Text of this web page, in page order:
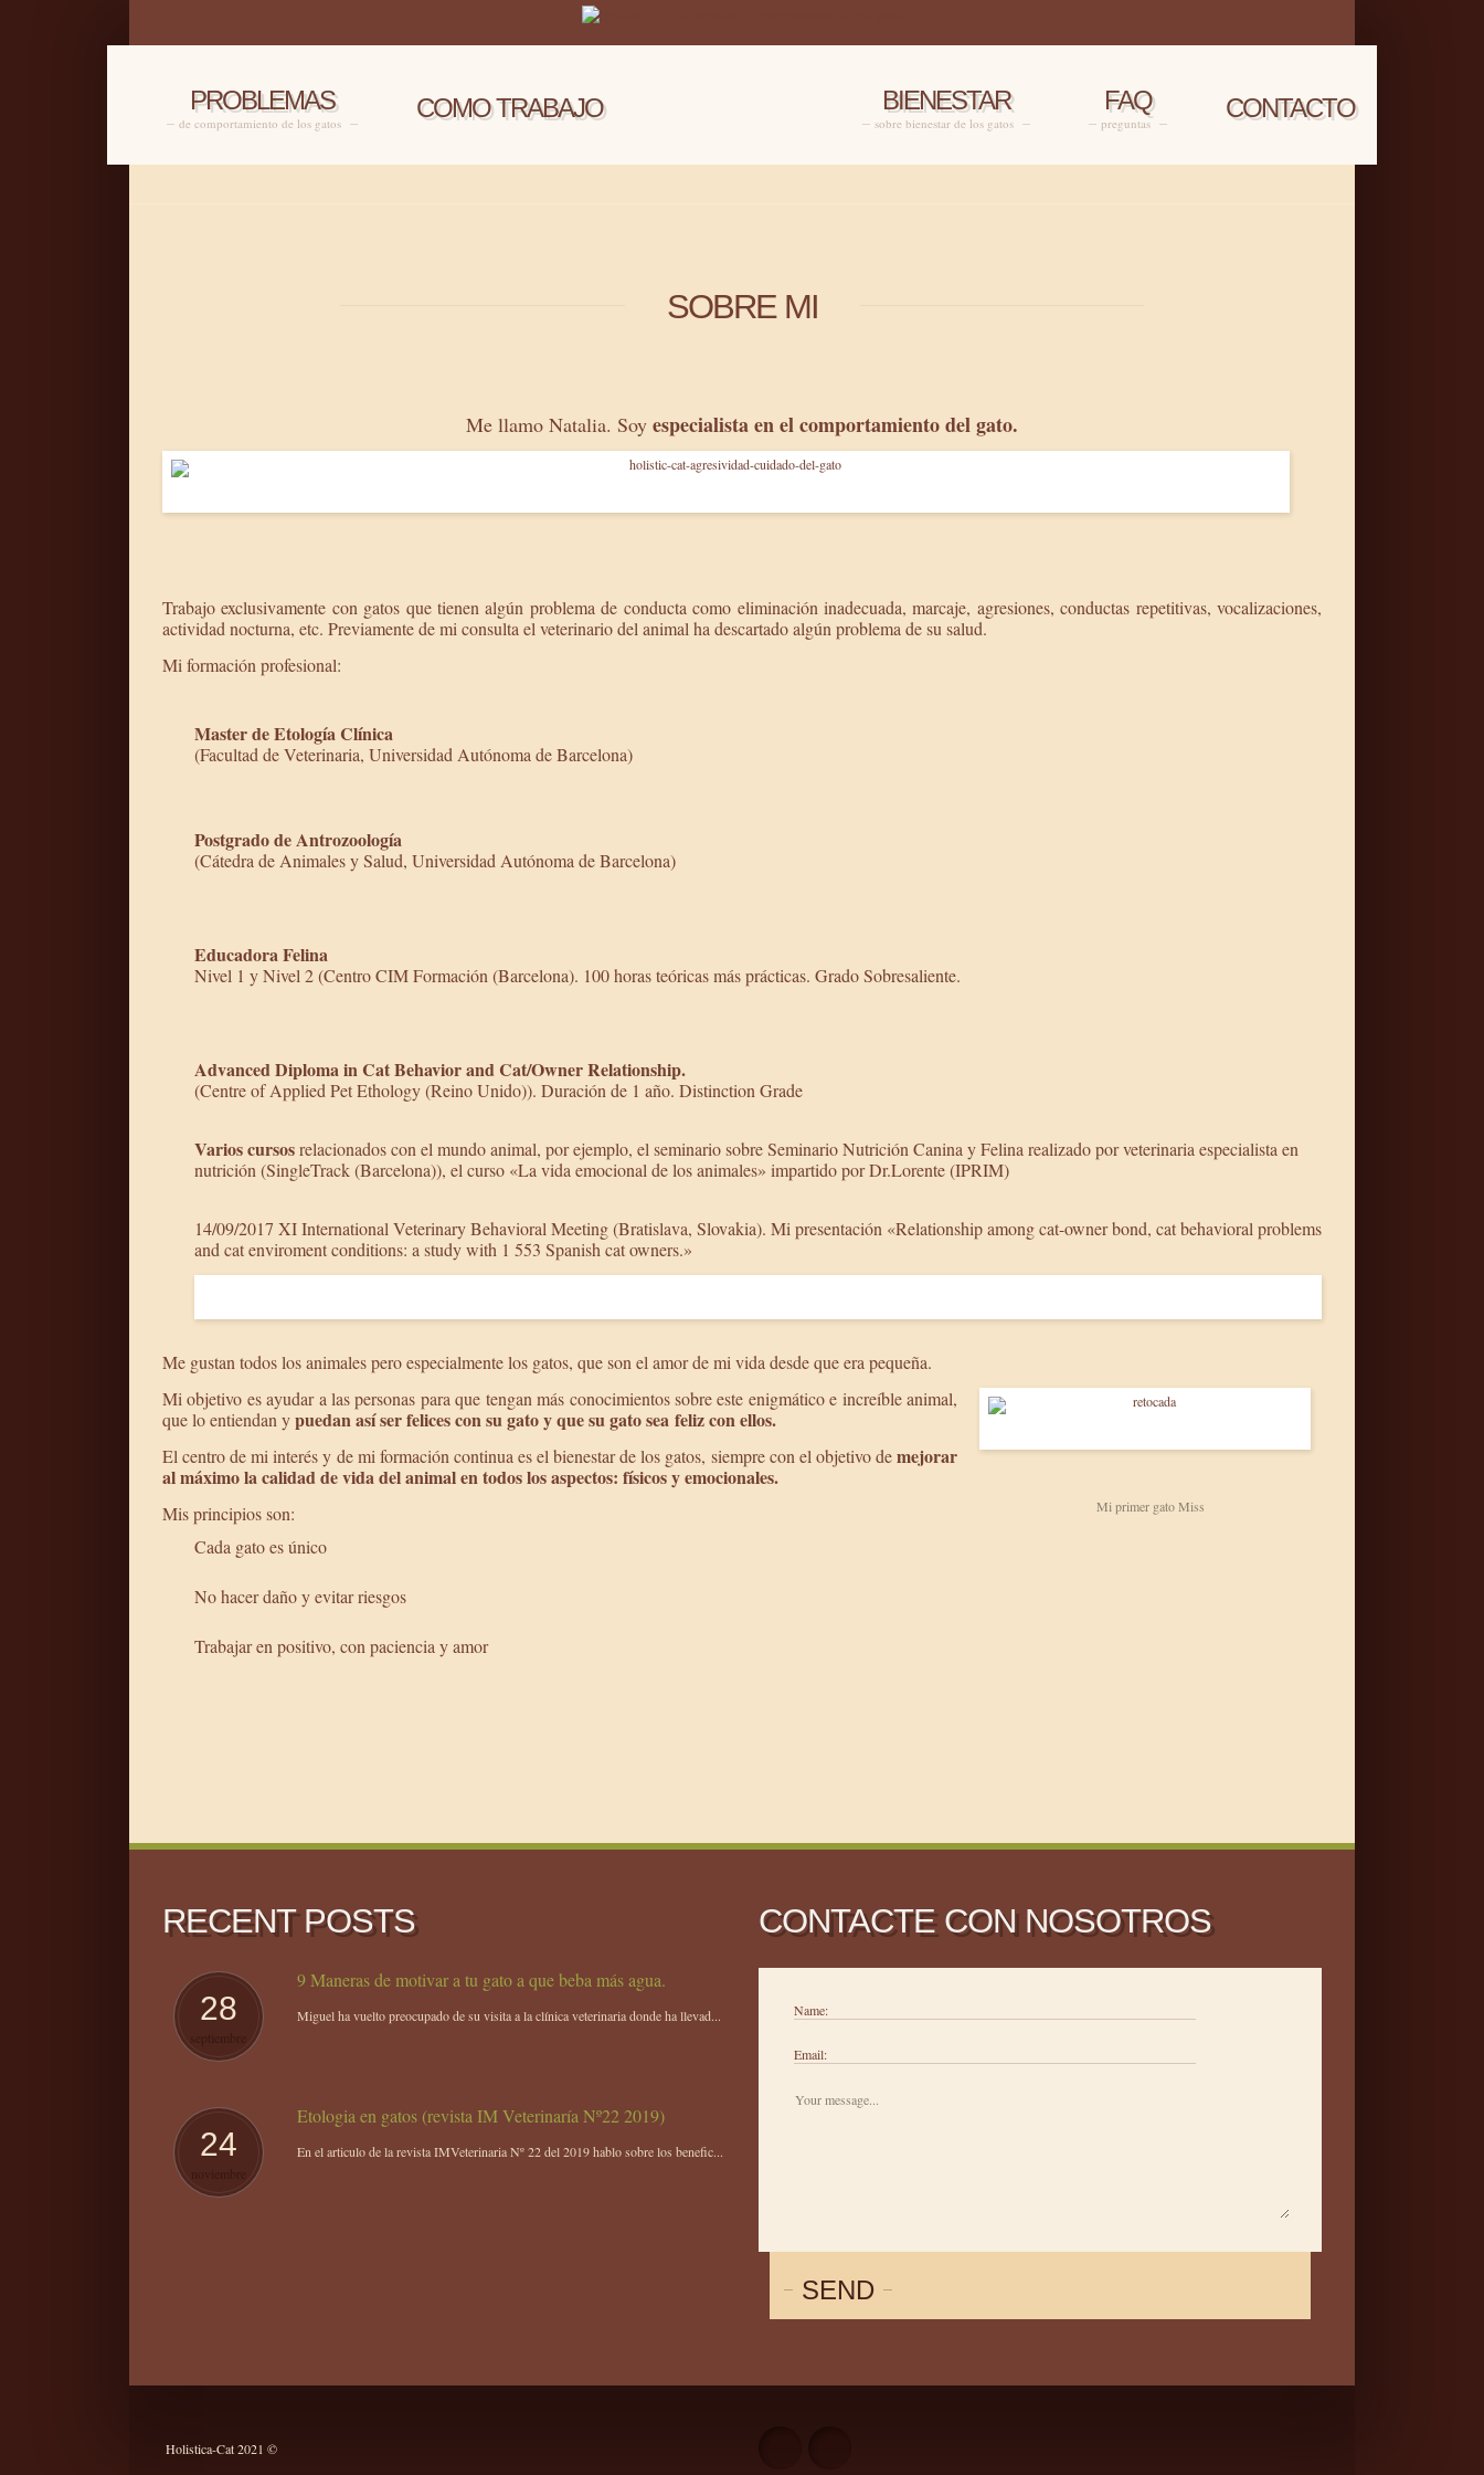
PROBLEMAS
de comportamiento de los gatos
COMO TRABAJO BIENESTAR
sobre bienestar de los gatos
FAQ
preguntas
CONTACTO
SOBRE MI
Me llamo Natalia. Soy especialista en el comportamiento del gato.
Trabajo exclusivamente con gatos que tienen algún problema de conducta como eliminación inadecuada, marcaje, agresiones, conductas repetitivas, vocalizaciones,
actividad nocturna, etc. Previamente de mi consulta el veterinario del animal ha descartado algún problema de su salud.
Mi formación profesional:
Master de Etología Clínica
(Facultad de Veterinaria, Universidad Autónoma de Barcelona)
Postgrado de Antrozoología
(Cátedra de Animales y Salud, Universidad Autónoma de Barcelona)
Educadora Felina
Nivel 1 y Nivel 2 (Centro CIM Formación (Barcelona). 100 horas teóricas más prácticas. Grado Sobresaliente.
Advanced Diploma in Cat Behavior and Cat/Owner Relationship.
(Centre of Applied Pet Ethology (Reino Unido)). Duración de 1 año. Distinction Grade
Varios cursosrelacionados con el mundo animal, por ejemplo, el seminario sobre Seminario Nutrición Canina y Felina realizado por veterinaria especialista en
nutrición (SingleTrack (Barcelona)), el curso «La vida emocional de los animales» impartido por Dr.Lorente (IPRIM)
14/09/2017 XI International Veterinary Behavioral Meeting (Bratislava, Slovakia). Mi presentación «Relationship among cat-owner bond, cat behavioral problems
and cat enviroment conditions: a study with 1 553 Spanish cat owners.»
Me gustan todos los animales pero especialmente los gatos, que son el amor de mi vida desde que era pequeña.
Mi primer gato Miss
Mi objetivo es ayudar a las personas para que tengan más conocimientos sobre este enigmático e increíble animal,
que lo entiendan ypuedan así ser felices con su gato y que su gato sea feliz con ellos.
El centro de mi interés y de mi formación continua es el bienestar de los gatos, siempre con el objetivo demejorar
al máximo la calidad de vida del animal en todos los aspectos: físicos y emocionales.
Mis principios son:
Cada gato es único
No hacer daño y evitar riesgos
Trabajar en positivo, con paciencia y amor
RECENT POSTS
28
9 Maneras de motivar a tu gato a que beba más agua.
Miguel ha vuelto preocupado de su visita a la clínica veterinaria donde ha llevad...
24
Etologia en gatos (revista IM Veterinaría Nº22 2019)
En el articulo de la revista IMVeterinaria Nº 22 del 2019 hablo sobre los benefic...
CONTACTE CON NOSOTROS
Name:
Email:
SEND
Holistica-Cat 2021 ©